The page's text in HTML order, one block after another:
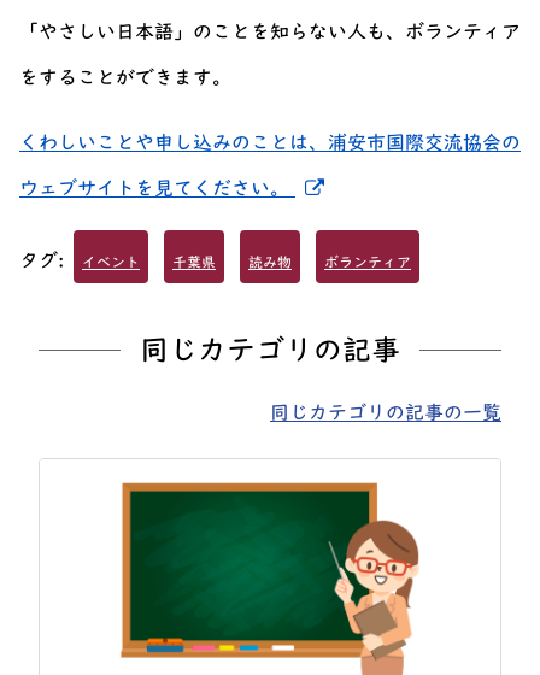
「やさしい日本語」のことを知らない人も、ボランティア
をすることができます。
くわしいことや申し込みのことは、浦安市国際交流協会の
ウェブサイトを見てください。
タグ: イベント 千葉県 読み物 ボランティア
同じカテゴリの記事
同じカテゴリの記事の一覧